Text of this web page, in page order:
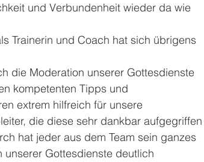
und Verbundenheit wieder da wie
Trainerin und Coach hat sich übrigens
die Moderation unserer Gottesdienste
kompetenten Tipps und
extrem hilfreich für unsere
die diese sehr dankbar aufgegriffen
hat jeder aus dem Team sein ganzes
Gottesdienste deutlich